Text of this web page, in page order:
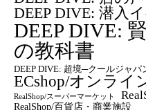
DEEP DIVE: 潜入
DEEP DIVE:
の教科書
DEEP DIVE: 超境─クールジャパ
ECshop/オンライ
RealShop/スーパーマーケット
RealShop/百貨店・商業施設